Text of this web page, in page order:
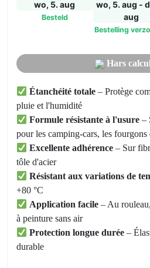
wo, 5. aug
Besteld
wo, 5. aug -
aug
Bestelling
Hars
Étanchéité totale – Protège
pluie et l'humidité
Formule résistante à l'usure –
pour les camping-cars, les fourgons
Excellente adhérence – Sur
tôle d'acier
Résistant aux variations de
+80 °C
Application facile – Au
à peinture sans air
Protection longue durée –
durable